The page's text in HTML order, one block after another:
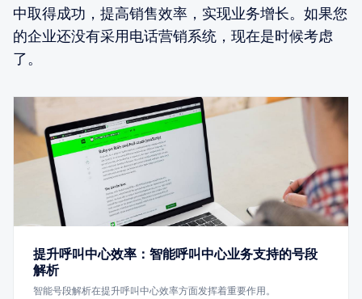
中取得成功，提高销售效率，实现业务增长。如果您
的企业还没有采用电话营销系统，现在是时候考虑
了。
提升呼叫中心效率：智能呼叫中心业务支持的号段
解析
智能号段解析在提升呼叫中心效率方面发挥着重要作用。